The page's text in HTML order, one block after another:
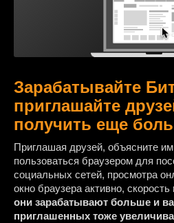
Зарабатывайте
приглашайте
получить еще
Приглашая друзей, объясните
пользоваться браузером для
социальных сетей, просмотра
окно браузера активно,
они зарабатывают больше и
приглашенных тоже